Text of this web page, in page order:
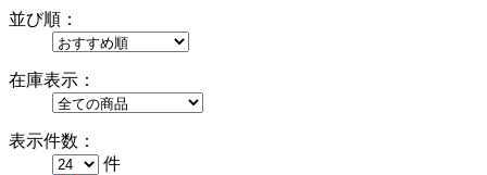
並び順：
在庫表示：
表示件数：
件